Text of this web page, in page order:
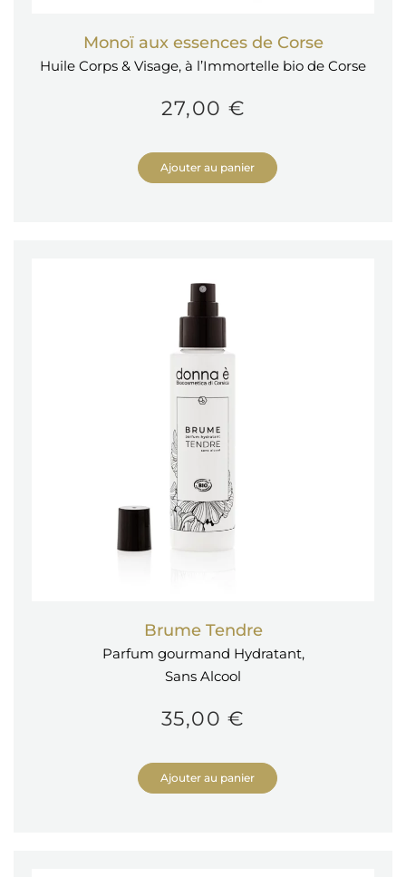
Monoï aux essences de Corse
Huile Corps & Visage, à l’Immortelle bio de Corse
27,00 €
Ajouter au panier
Brume Tendre
Parfum gourmand Hydratant,
Sans Alcool
35,00 €
Ajouter au panier